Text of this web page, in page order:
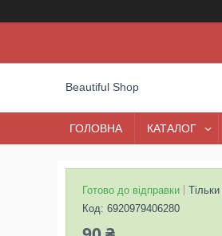
Beautiful Shop
ГОЛОВНА КАТАЛОГ
Готово до відправки
Код: 6920979406280